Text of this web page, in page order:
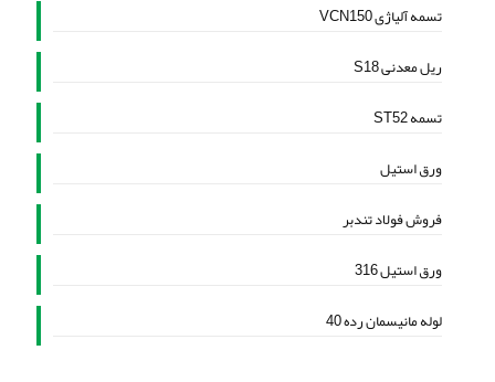
تسمه آلیاژی VCN150
ریل معدنی S18
تسمه ST52
ورق استیل
فروش فولاد تندبر
ورق استیل 316
لوله مانیسمان رده 40